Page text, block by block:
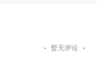
暂无评论